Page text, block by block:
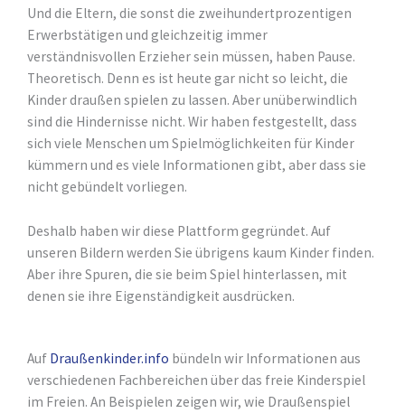
Und die Eltern, die sonst die zweihundertprozentigen
Erwerbstätigen und gleichzeitig immer
verständnisvollen Erzieher sein müssen, haben Pause.
Theoretisch. Denn es ist heute gar nicht so leicht, die
Kinder draußen spielen zu lassen. Aber unüberwindlich
sind die Hindernisse nicht. Wir haben festgestellt, dass
sich viele Menschen um Spielmöglichkeiten für Kinder
kümmern und es viele Informationen gibt, aber dass sie
nicht gebündelt vorliegen.
Deshalb haben wir diese Plattform gegründet. Auf
unseren Bildern werden Sie übrigens kaum Kinder finden.
Aber ihre Spuren, die sie beim Spiel hinterlassen, mit
denen sie ihre Eigenständigkeit ausdrücken.
Auf Draußenkinder.info bündeln wir Informationen aus
verschiedenen Fachbereichen über das freie Kinderspiel
im Freien. An Beispielen zeigen wir, wie Draußenspiel